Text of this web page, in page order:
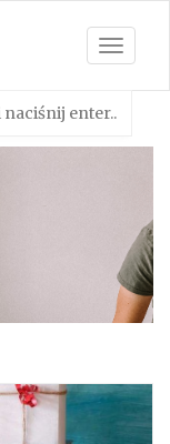
Toggle